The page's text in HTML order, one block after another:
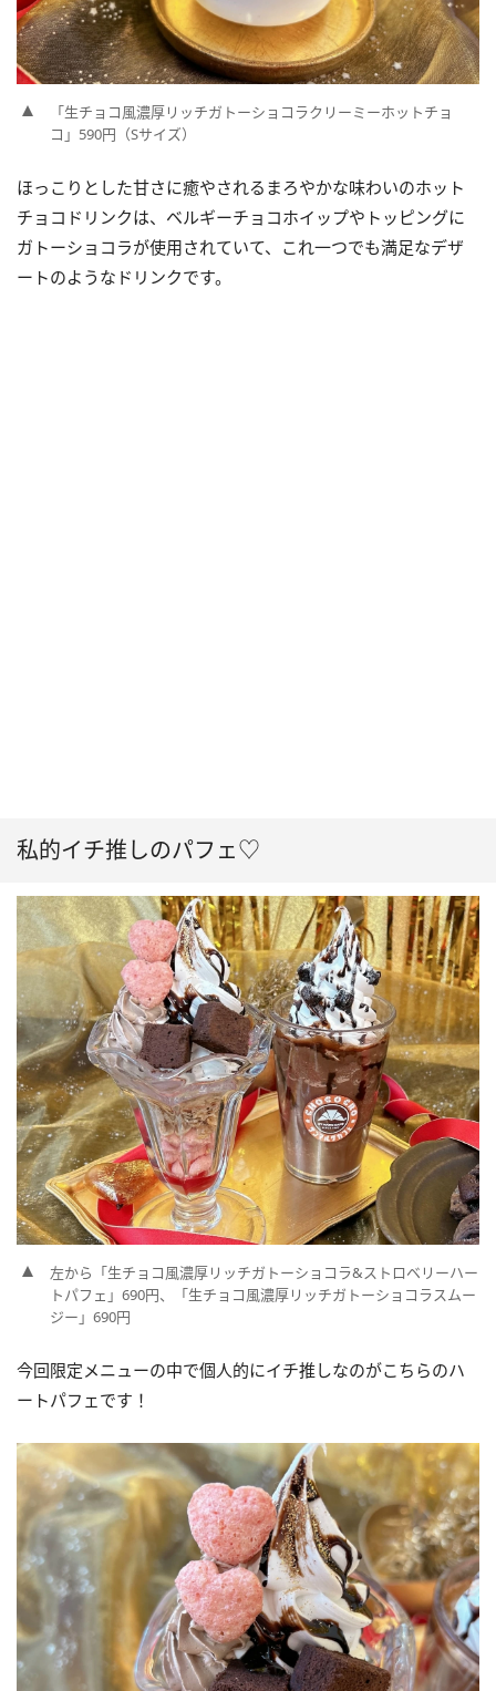
「生チョコ風濃厚リッチガトーショコラクリーミーホットチョ
コ」590円（Sサイズ）
ほっこりとした甘さに癒やされるまろやかな味わいのホット
チョコドリンクは、ベルギーチョコホイップやトッピングに
ガトーショコラが使用されていて、これ一つでも満足なデザ
ートのようなドリンクです。
私的イチ推しのパフェ♡
左から「生チョコ風濃厚リッチガトーショコラ&ストロベリーハー
トパフェ」690円、「生チョコ風濃厚リッチガトーショコラスムー
ジー」690円
今回限定メニューの中で個人的にイチ推しなのがこちらのハ
ートパフェです！